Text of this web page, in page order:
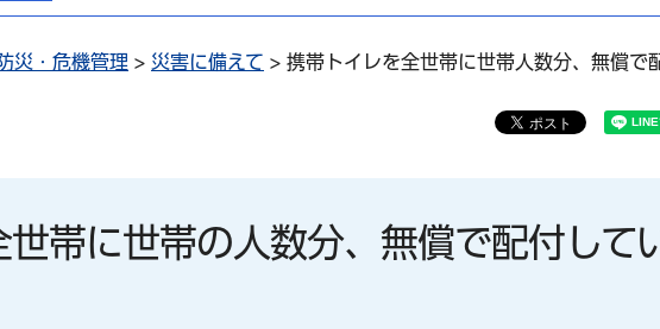
災・危機管理 > 災害に備えて > 携帯トイレを全世帯に世帯人数分、無償で
帯に世帯の人数分、無償で配付して